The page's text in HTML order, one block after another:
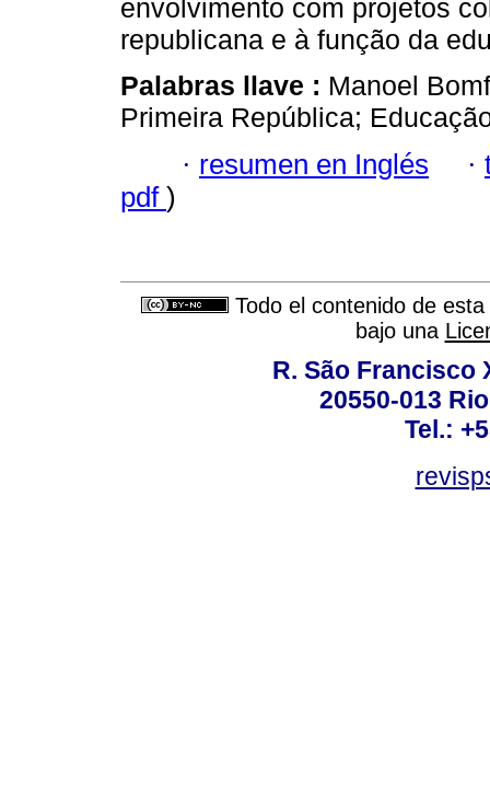
envolvimento com projetos
republicana e à função da
Palabras llave : Manoel
Primeira República;
· resumen en Inglés ·
pdf )
Todo el contenido de
bajo una
R. São Francisco
20550-013
Tel.: